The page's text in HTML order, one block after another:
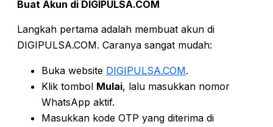
Buat Akun di DIGIPULSA.COM
Langkah pertama adalah membuat akun di
DIGIPULSA.COM. Caranya sangat mudah:
Buka website DIGIPULSA.COM.
Klik tombol Mulai, lalu masukkan nomor
WhatsApp aktif.
Masukkan kode OTP yang diterima di